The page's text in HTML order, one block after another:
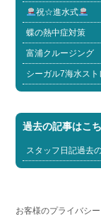
祝☆進水式
蝶の熱中症対策
富浦クルージング
シーガル7海水ス
過去の記事はこ
スタッフ日記過去
お客様のプライバシ